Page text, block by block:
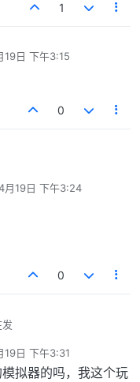
1
19日 下午3:15
0
月19日 下午3:24
0
发
19日 下午3:31
拟器的吗，我这个玩